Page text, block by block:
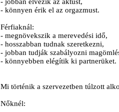
- jobban élvezik az aktust,
- könnyen érik el az orgazmust.
Férfiaknál:
- megnövekszik a merevedési idő,
- hosszabban tudnak szeretkezni,
- jobban tudják szabályozni
- könnyebben elégítik ki partnerüket.
Mi történik a szervezetben túlzott
Nőknél: